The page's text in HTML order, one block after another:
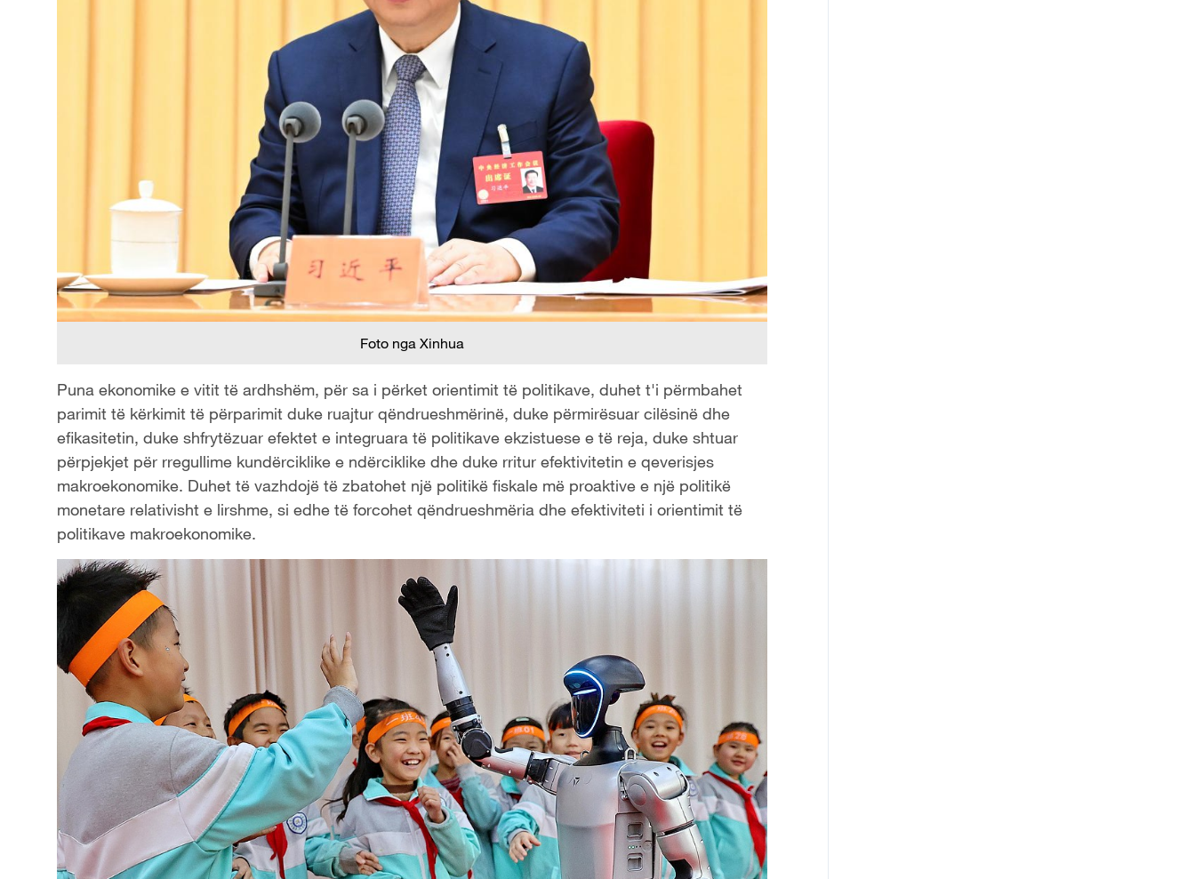
Foto nga Xinhua
Puna ekonomike e vitit të ardhshëm, për sa i përket orientimit të politikave, duhet t'i përmbahet
parimit të kërkimit të përparimit duke ruajtur qëndrueshmërinë, duke përmirësuar cilësinë dhe
efikasitetin, duke shfrytëzuar efektet e integruara të politikave ekzistuese e të reja, duke shtuar
përpjekjet për rregullime kundërciklike e ndërciklike dhe duke rritur efektivitetin e qeverisjes
makroekonomike. Duhet të vazhdojë të zbatohet një politikë fiskale më proaktive e një politikë
monetare relativisht e lirshme, si edhe të forcohet qëndrueshmëria dhe efektiviteti i orientimit të
politikave makroekonomike.